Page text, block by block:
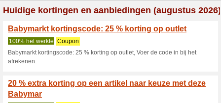
Hoofdpagina>B>
9 actuele aanbiedingen 464